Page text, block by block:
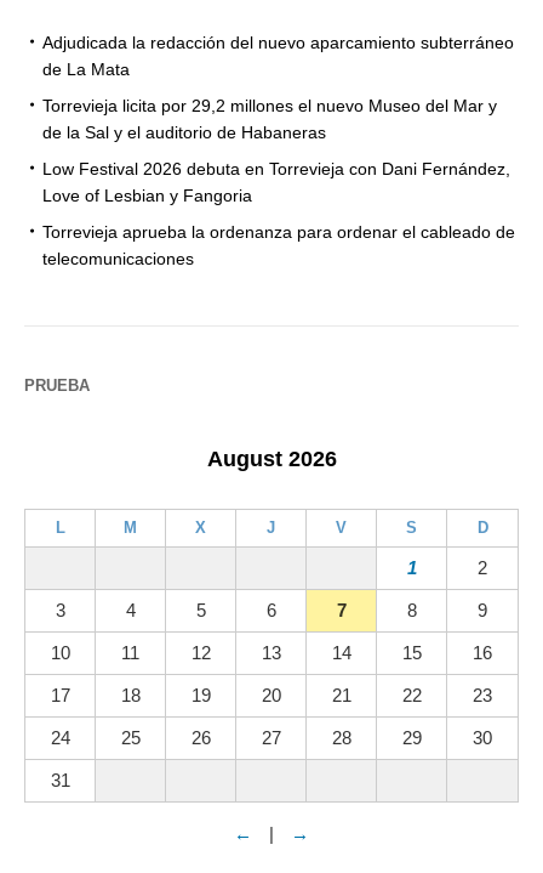
Adjudicada la redacción del nuevo aparcamiento subterráneo
de La Mata
Torrevieja licita por 29,2 millones el nuevo Museo del Mar y
de la Sal y el auditorio de Habaneras
Low Festival 2026 debuta en Torrevieja con Dani Fernández,
Love of Lesbian y Fangoria
Torrevieja aprueba la ordenanza para ordenar el cableado de
telecomunicaciones
PRUEBA
August 2026
L M X J V S D
1 2
3 4 5 6 7 8 9
10 11 12 13 14 15 16
17 18 19 20 21 22 23
24 25 26 27 28 29 30
31
← | →